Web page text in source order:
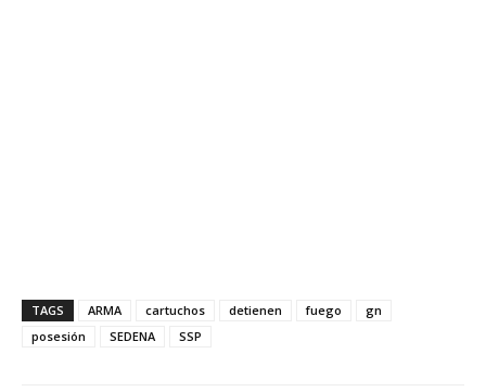
TAGS ARMA cartuchos detienen fuego
gn
posesión
SEDENA SSP